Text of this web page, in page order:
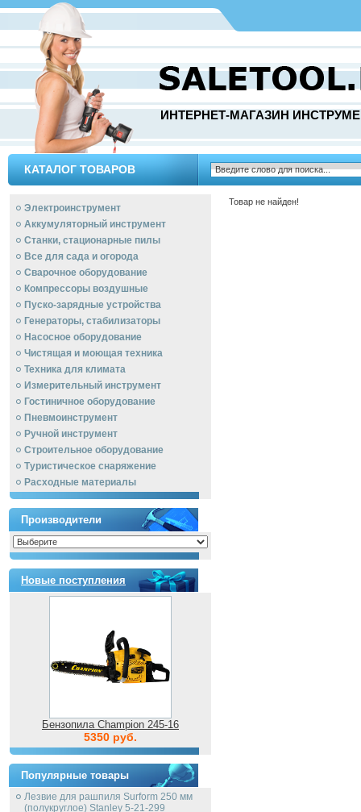
ИНТЕРНЕТ-МАГАЗИН
КАТАЛОГ ТОВАРОВ
Электроинструмент
Аккумуляторный инструмент
Станки, стационарные пилы
Все для сада и огорода
Сварочное оборудование
Компрессоры воздушные
Пуско-зарядные устройства
Генераторы, стабилизаторы
Насосное оборудование
Чистящая и моющая техника
Техника для климата
Измерительный инструмент
Гостиничное оборудование
Пневмоинструмент
Ручной инcтрумент
Строительное оборудование
Туристическое снаряжение
Расходные материалы
Производители
Новые поступления
Бензопила Champion 245-16
5350 руб.
Популярные товары
Лезвие для рашпиля Surform 250 мм
(полукруглое) Stanley 5-21-299
Товар не найден!